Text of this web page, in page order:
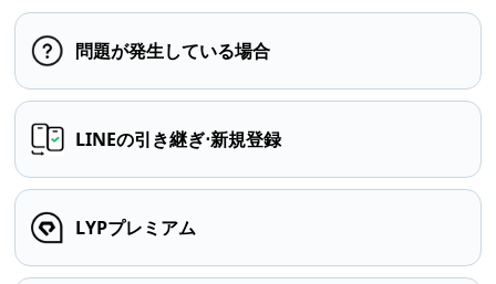
問題が発生している場合
LINEの引き継ぎ⋅新規登録
LYPプレミアム